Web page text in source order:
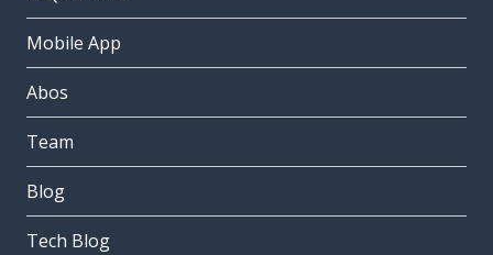
Mobile App
Abos
Team
Blog
Tech Blog